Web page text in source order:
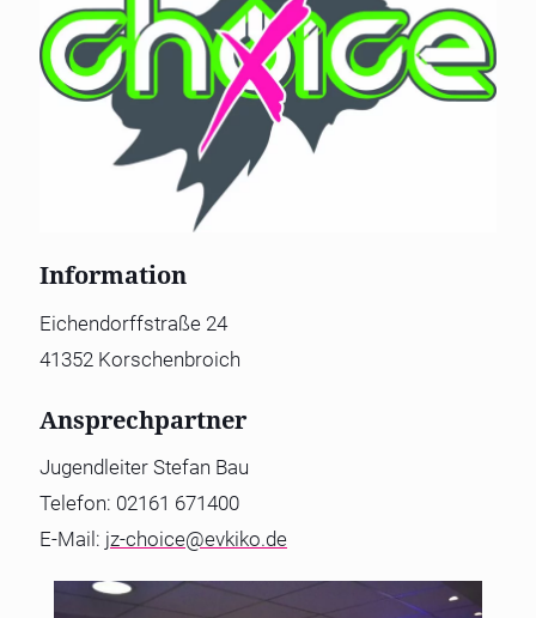
Information
Eichendorffstraße 24
41352 Korschenbroich
Ansprechpartner
Jugendleiter Stefan Bau
Telefon: 02161 671400
E-Mail: jz-choice@evkiko.de